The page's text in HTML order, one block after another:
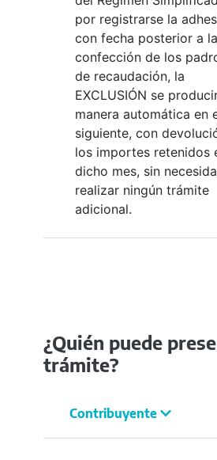
por registrarse la
con fecha posterior a la
confección de los
de recaudación, la
EXCLUSIÓN se
manera automática en
siguiente, con
los importes retenidos
dicho mes, sin
realizar ningún trámite
adicional.
¿Quién puede
trámite?
Contribuyente